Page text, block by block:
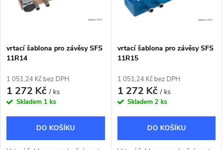
p
r
o
s
p
r
o
d
vrtací šablona pro závěsy SFS
11R14
1 051,24 Kč bez DPH
1 272 Kč/ ks
Skladem 1 ks
DO KOŠÍKU
vrtací šablona pro závěsy SFS
11R15
1 051,24 Kč bez DPH
1 272 Kč/ ks
Skladem 2 ks
DO KOŠÍKU